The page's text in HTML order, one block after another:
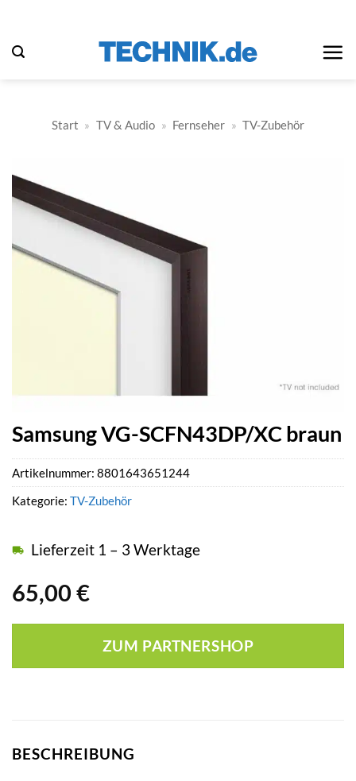
springen
Start » TV & Audio » Fernseher » TV-Zubehör
Samsung VG-SCFN43DP/XC braun
65,00 €
Lieferzeit 1 – 3 Werktage
ZUM PARTNERSHOP
Artikelnummer: 8801643651244
Kategorie: TV-Zubehör
BESCHREIBUNG